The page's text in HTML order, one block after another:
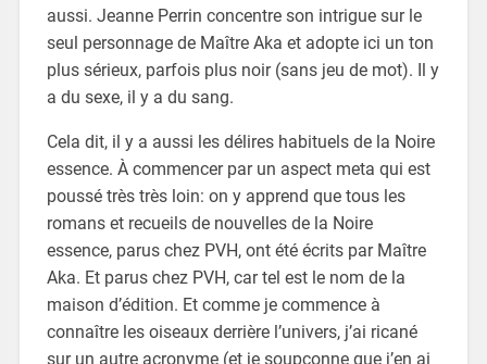
aussi. Jeanne Perrin concentre son intrigue sur le
seul personnage de Maître Aka et adopte ici un ton
plus sérieux, parfois plus noir (sans jeu de mot). Il y
a du sexe, il y a du sang.
Cela dit, il y a aussi les délires habituels de la Noire
essence. À commencer par un aspect meta qui est
poussé très très loin: on y apprend que tous les
romans et recueils de nouvelles de la Noire
essence, parus chez PVH, ont été écrits par Maître
Aka. Et parus chez PVH, car tel est le nom de la
maison d’édition. Et comme je commence à
connaître les oiseaux derrière l’univers, j’ai ricané
sur un autre acronyme (et je soupçonne que j’en ai